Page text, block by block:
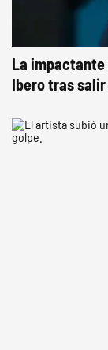
La
Ibero tras salir